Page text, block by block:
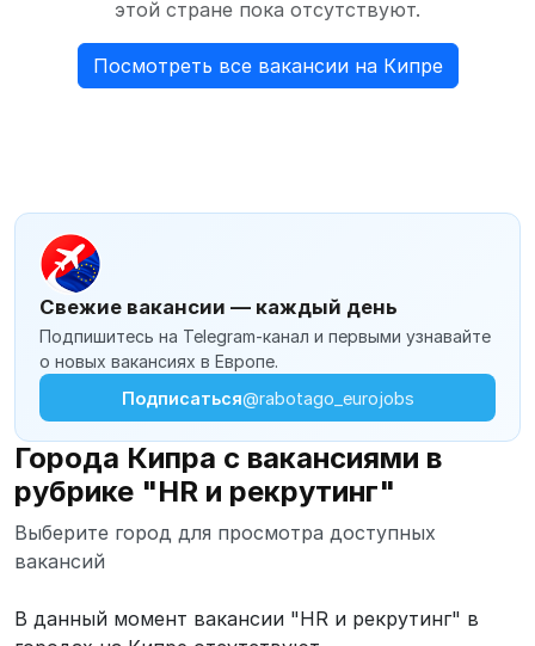
этой стране пока отсутствуют.
Посмотреть все вакансии на Кипре
Свежие вакансии — каждый день
Подпишитесь на Telegram-канал и первыми узнавайте
о новых вакансиях в Европе.
Подписаться@rabotago_eurojobs
Города Кипра с вакансиями в
рубрике "HR и рекрутинг"
Выберите город для просмотра доступных
вакансий
В данный момент вакансии "HR и рекрутинг" в